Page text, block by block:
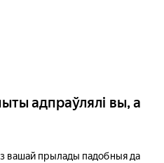
адпраўлялі вы, а
вашай прылады падобныя да